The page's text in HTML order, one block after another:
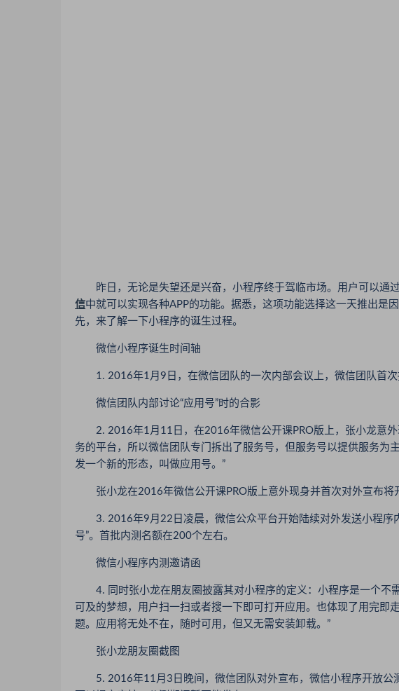
昨日，无论是失望还是兴奋，小程序终于驾临市场。用户可以通
信中就可以实现各种APP的功能。据悉，这项功能选择这一天推出是
先，来了解一下小程序的诞生过程。
微信小程序诞生时间轴
1. 2016年1月9日，在微信团队的一次内部会议上，微信团队首次
微信团队内部讨论“应用号”时的合影
2. 2016年1月11日，在2016年微信公开课PRO版上，张小龙意外
务的平台，所以微信团队专门拆出了服务号，但服务号以提供服务为
发一个新的形态，叫做应用号。”
张小龙在2016年微信公开课PRO版上意外现身并首次对外宣布将
3. 2016年9月22日凌晨，微信公众平台开始陆续对外发送小程序
号”。首批内测名额在200个左右。
微信小程序内测邀请函
4. 同时张小龙在朋友圈披露其对小程序的定义：小程序是一个不
可及的梦想，用户扫一扫或者搜一下即可打开应用。也体现了用完即
题。应用将无处不在，随时可用，但又无需安装卸载。”
张小龙朋友圈截图
5. 2016年11月3日晚间，微信团队对外宣布，微信小程序开放公